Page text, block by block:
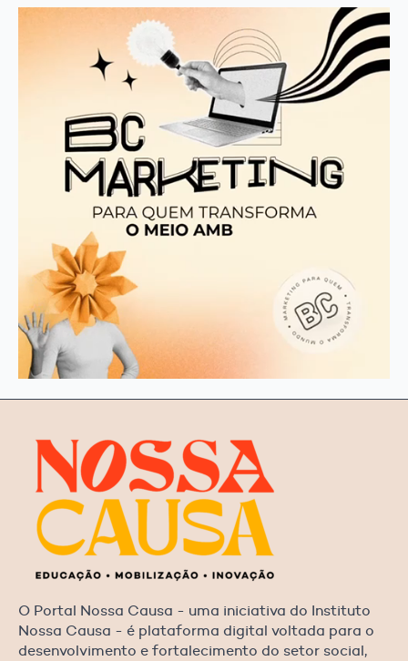
O Portal Nossa Causa - uma iniciativa do Instituto
Nossa Causa - é plataforma digital voltada para o
desenvolvimento e fortalecimento do setor social,